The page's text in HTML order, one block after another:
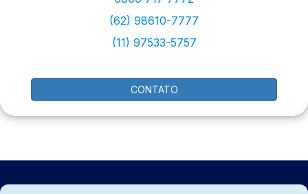
(62) 98610-7777
(11) 97533-5757
CONTATO